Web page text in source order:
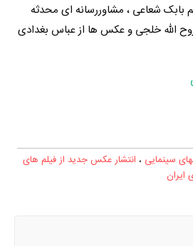
بابک شعاعی ، مشاوررسانه ای محدثه
الله خلجی و عکس ها از عباس بغدادی
سینمایی ، انتشار عکس جدید از فیلم های
ایران